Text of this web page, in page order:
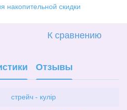
накопительной скидки
К сравнению
Отзывы
стрейч - кулір